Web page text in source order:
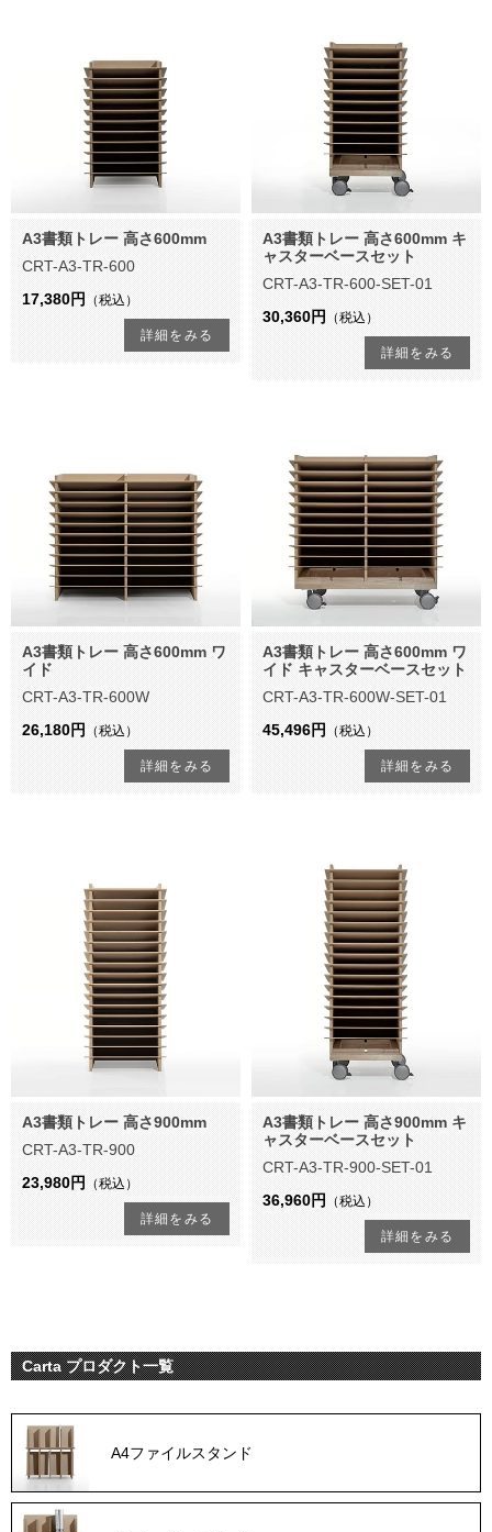
A3書類トレー 高さ600mm
CRT-A3-TR-600
17,380円
（税込）
詳細をみる
A3書類トレー 高さ600mm キ
ャスターベースセット
CRT-A3-TR-600-SET-01
30,360円
（税込）
詳細をみる
A3書類トレー 高さ600mm ワ
イド
CRT-A3-TR-600W
26,180円
（税込）
詳細をみる
A3書類トレー 高さ600mm ワ
イド キャスターベースセット
CRT-A3-TR-600W-SET-01
45,496円
（税込）
詳細をみる
A3書類トレー 高さ900mm
CRT-A3-TR-900
23,980円
（税込）
詳細をみる
A3書類トレー 高さ900mm キ
ャスターベースセット
CRT-A3-TR-900-SET-01
36,960円
（税込）
詳細をみる
Carta プロダクト一覧
A4ファイルスタンド